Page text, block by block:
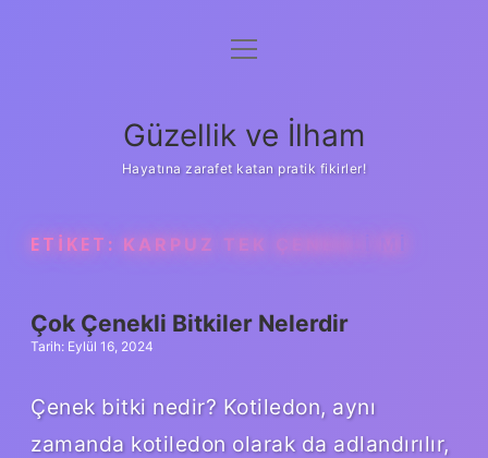
Anasayfa
Yasal Uyarı
menüyü
Güzellik ve İlham
Hayatına zarafet katan pratik fikirler!
ETIKET: KARPUZ TEK ÇENEKLI MI
Çok Çenekli Bitkiler Nelerdir
Tarih: Eylül 16, 2024
Çenek bitki nedir? Kotiledon, aynı
zamanda kotiledon olarak da adlandırılır,